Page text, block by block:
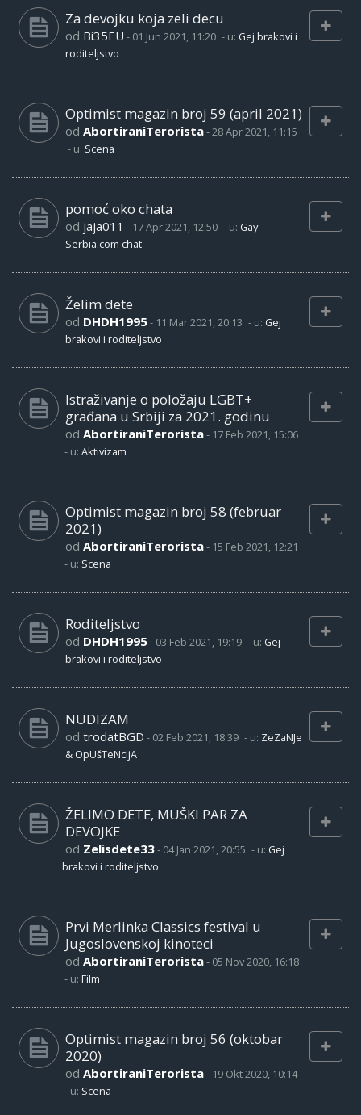
Za devojku koja zeli decu
od Bi35EU - 01 Jun 2021, 11:20 - u: Gej brakovi i
roditeljstvo
Optimist magazin broj 59 (april 2021)
od AbortiraniTerorista-28 Apr 2021, 11:15
- u: Scena
pomoć oko chata
od jaja011 - 17 Apr 2021, 12:50 - u: Gay-
Serbia.com chat
Želim dete
od DHDH1995- 11 Mar 2021, 20:13 - u: Gej
brakovi i roditeljstvo
Istraživanje o položaju LGBT+
građana u Srbiji za 2021. godinu
od AbortiraniTerorista- 17 Feb 2021, 15:06
- u: Aktivizam
Optimist magazin broj 58 (februar
2021)
od AbortiraniTerorista- 15 Feb 2021, 12:21
- u: Scena
Roditeljstvo
od DHDH1995- 03 Feb 2021, 19:19 - u: Gej
brakovi i roditeljstvo
NUDIZAM
od trodatBGD - 02 Feb 2021, 18:39 - u: ZeZaNJe
& OpUšTeNcIjA
ŽELIMO DETE, MUŠKI PAR ZA
DEVOJKE
od Zelisdete33- 04 Jan 2021, 20:55 - u: Gej
brakovi i roditeljstvo
Prvi Merlinka Classics festival u
Jugoslovenskoj kinoteci
od AbortiraniTerorista- 05 Nov 2020, 16:18
- u: Film
Optimist magazin broj 56 (oktobar
2020)
od AbortiraniTerorista- 19 Okt 2020, 10:14
- u: Scena